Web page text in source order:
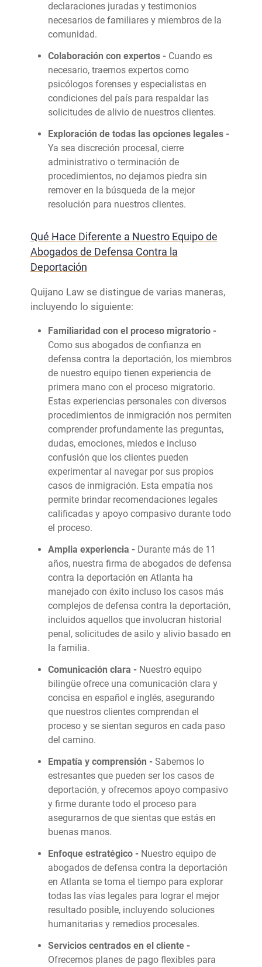
declaraciones juradas y testimonios
necesarios de familiares y miembros de la
comunidad.
Colaboración con expertos - Cuando es
necesario, traemos expertos como
psicólogos forenses y especialistas en
condiciones del país para respaldar las
solicitudes de alivio de nuestros clientes.
Exploración de todas las opciones legales -
Ya sea discreción procesal, cierre
administrativo o terminación de
procedimientos, no dejamos piedra sin
remover en la búsqueda de la mejor
resolución para nuestros clientes.
Qué Hace Diferente a Nuestro Equipo de
Abogados de Defensa Contra la
Deportación
Quijano Law se distingue de varias maneras,
incluyendo lo siguiente:
Familiaridad con el proceso migratorio -
Como sus abogados de confianza en
defensa contra la deportación, los miembros
de nuestro equipo tienen experiencia de
primera mano con el proceso migratorio.
Estas experiencias personales con diversos
procedimientos de inmigración nos permiten
comprender profundamente las preguntas,
dudas, emociones, miedos e incluso
confusión que los clientes pueden
experimentar al navegar por sus propios
casos de inmigración. Esta empatía nos
permite brindar recomendaciones legales
calificadas y apoyo compasivo durante todo
el proceso.
Amplia experiencia - Durante más de 11
años, nuestra firma de abogados de defensa
contra la deportación en Atlanta ha
manejado con éxito incluso los casos más
complejos de defensa contra la deportación,
incluidos aquellos que involucran historial
penal, solicitudes de asilo y alivio basado en
la familia.
Comunicación clara - Nuestro equipo
bilingüe ofrece una comunicación clara y
concisa en español e inglés, asegurando
que nuestros clientes comprendan el
proceso y se sientan seguros en cada paso
del camino.
Empatía y comprensión - Sabemos lo
estresantes que pueden ser los casos de
deportación, y ofrecemos apoyo compasivo
y firme durante todo el proceso para
asegurarnos de que sientas que estás en
buenas manos.
Enfoque estratégico - Nuestro equipo de
abogados de defensa contra la deportación
en Atlanta se toma el tiempo para explorar
todas las vías legales para lograr el mejor
resultado posible, incluyendo soluciones
humanitarias y remedios procesales.
Servicios centrados en el cliente -
Ofrecemos planes de pago flexibles para